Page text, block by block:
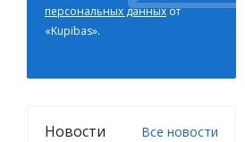
персональных данныхот
«Kupibas».
Новости Все новости